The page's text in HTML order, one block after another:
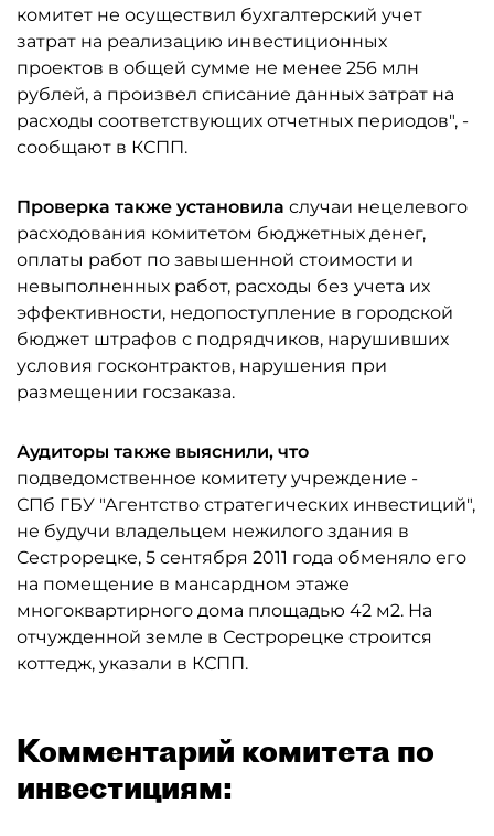
комитет не осуществил бухгалтерский учет
затрат на реализацию инвестиционных
проектов в общей сумме не менее 256 млн
рублей, а произвел списание данных затрат на
расходы соответствующих отчетных периодов", -
сообщают в КСПП.
Проверка также установила случаи нецелевого
расходования комитетом бюджетных денег,
оплаты работ по завышенной стоимости и
невыполненных работ, расходы без учета их
эффективности, недопоступление в городской
бюджет штрафов с подрядчиков, нарушивших
условия госконтрактов, нарушения при
размещении госзаказа.
Аудиторы также выяснили, что
подведомственное комитету учреждение -
СПб ГБУ "Агентство стратегических инвестиций",
не будучи владельцем нежилого здания в
Сестрорецке, 5 сентября 2011 года обменяло его
на помещение в мансардном этаже
многоквартирного дома площадью 42 м2. На
отчужденной земле в Сестрорецке строится
коттедж, указали в КСПП.
Комментарий комитета по
инвестициям: